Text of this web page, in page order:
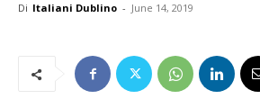
Di Italiani Dublino - June 14, 2019